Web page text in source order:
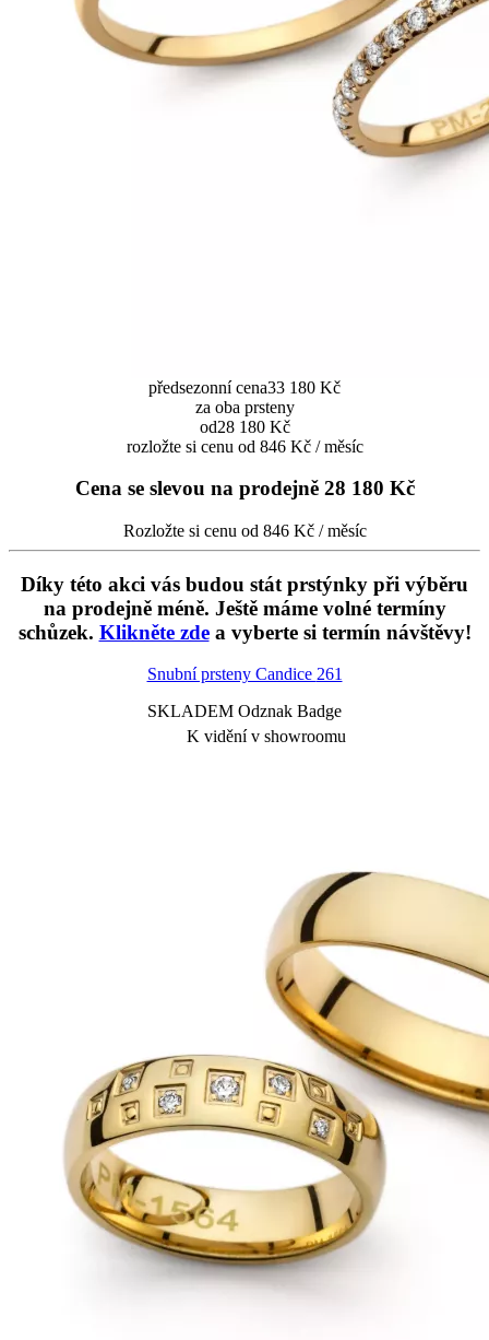
předsezonní cena33 180 Kč
za oba prsteny
od28 180 Kč
rozložte si cenu od 846 Kč / měsíc
Cena se slevou na prodejně 28 180 Kč
Rozložte si cenu od 846 Kč / měsíc
Díky této akci vás budou stát prstýnky při výběru
na prodejně méně. Ještě máme volné termíny
schůzek. Klikněte zdea vyberte si termín návštěvy!
Snubní prsteny Candice 261
SKLADEM Odznak Badge
K vidění v showroomu